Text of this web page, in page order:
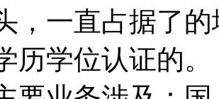
，一直占据了
历学位认证的。